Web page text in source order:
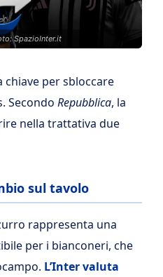
SpazioInter.it
chiave per sbloccare
Secondo Repubblica, la
nella trattativa due
sul tavolo
rappresenta una
per i bianconeri, che
L’Inter valuta